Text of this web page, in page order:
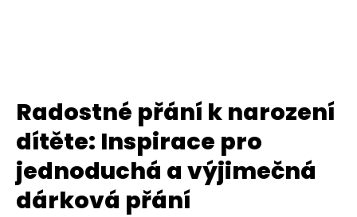
Radostné přání k narození
dítěte: Inspirace pro
jednoduchá a výjimečná
dárková přání